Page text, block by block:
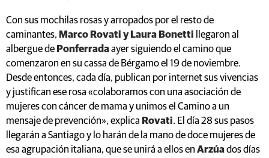
Con sus mochilas rosas y arropados por el resto de
caminantes, Marco Rovati y Laura Bonetti llegaron al
albergue de Ponferradaayer siguiendo el camino que
comenzaron en su cassa de Bérgamo el 19 de noviembre.
Desde entonces, cada día, publican por internet sus vivencias
y justifican ese rosa «colaboramos con una asociación de
mujeres con cáncer de mama y unimos el Camino a un
mensaje de prevención», explica Rovati. El día 28 sus pasos
llegarán a Santiago y lo harán de la mano de doce mujeres de
esa agrupación italiana, que se unirá a ellos en Arzúados días